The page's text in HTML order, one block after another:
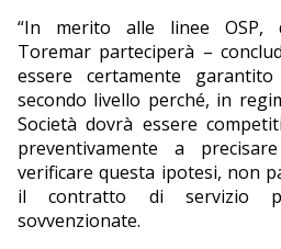
“In merito alle linee OSP,
Toremar parteciperà –
essere certamente
secondo livello perché, in
Società dovrà essere
preventivamente a
verificare questa ipotesi, non
il contratto di servizio
sovvenzionate.